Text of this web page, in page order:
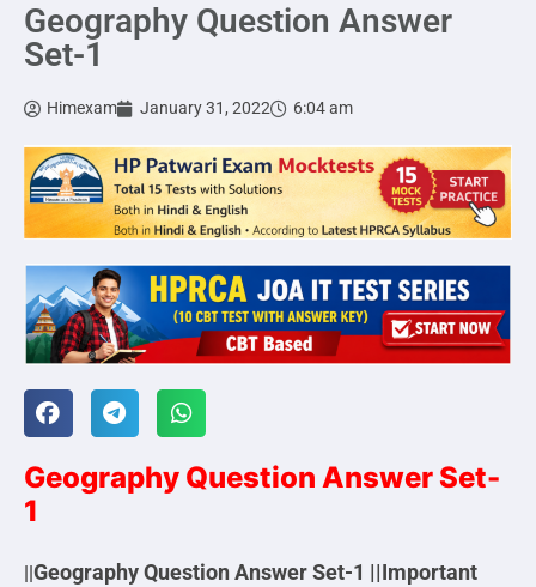
Geography Question Answer
Set-1
Himexam January 31, 2022 6:04 am
Geography Question Answer Set-
1
||Geography Question Answer Set-1 ||Important